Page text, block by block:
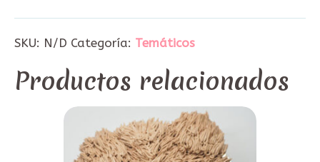
SKU: N/D Categoría: Temáticos
Productos relacionados